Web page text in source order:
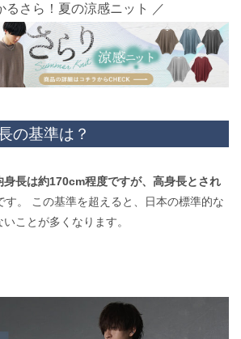
さら！夏の涼感ニット ／
の基準は？
身長は約170cm程度ですが、高身長とされ
す。 この基準を超えると、日本の標準的な
ことが多くなります。